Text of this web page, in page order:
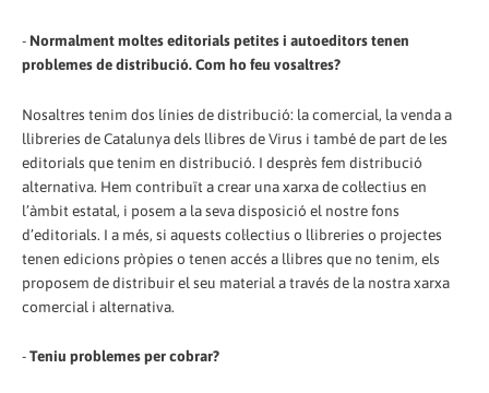
- Normalment moltes editorials petites i autoeditors tenen
problemes de distribució. Com ho feu vosaltres?
Nosaltres tenim dos línies de distribució: la comercial, la venda a
llibreries de Catalunya dels llibres de Virus i també de part de les
editorials que tenim en distribució. I desprès fem distribució
alternativa. Hem contribuït a crear una xarxa de col·lectius en
l’àmbit estatal, i posem a la seva disposició el nostre fons
d’editorials. I a més, si aquests col·lectius o llibreries o projectes
tenen edicions pròpies o tenen accés a llibres que no tenim, els
proposem de distribuir el seu material a través de la nostra xarxa
comercial i alternativa.
-Teniu problemes per cobrar?